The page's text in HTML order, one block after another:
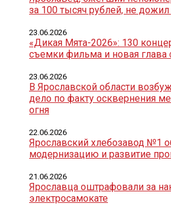
за 100 тысяч рублей, не
«Дикая Мята-2026»: 130
съемки фильма и новая глава
23.06.2026
В Ярославской области
дело по факту осквернения
огня
23.06.2026
Ярославский хлебозавод №1
модернизацию и развитие
22.06.2026
Ярославца оштрафовали за
электросамокате
21.06.2026